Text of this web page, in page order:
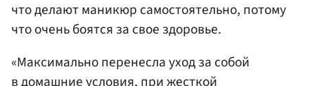
что делают маникюр самостоятельно, потому
что очень боятся за свое здоровье.
«Максимально перенесла уход за собой
в домашние условия, при жесткой